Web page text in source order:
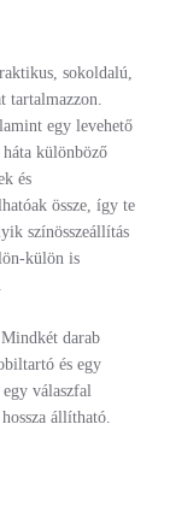
sokoldalú,
tartalmazzon.
egy levehető
különböző
és
össze, így te
színösszeállítás
külön is
darab
és egy
válaszfal
állítható.